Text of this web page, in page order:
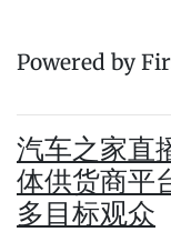
Powered by
汽车之家直
体供货商平
多目标观众